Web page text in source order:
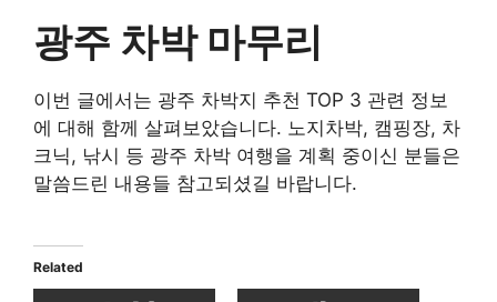
광주 차박 마무리
이번 글에서는 광주 차박지 추천 TOP 3 관련 정보
에 대해 함께 살펴보았습니다. 노지차박, 캠핑장, 차
크닉, 낚시 등 광주 차박 여행을 계획 중이신 분들은
말씀드린 내용들 참고되셨길 바랍니다.
Related